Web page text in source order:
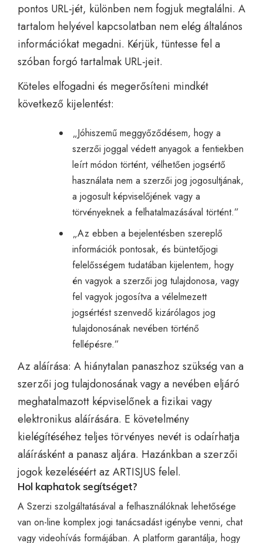
pontos URL-jét, különben nem fogjuk megtalálni. A
tartalom helyével kapcsolatban nem elég általános
információkat megadni. Kérjük, tüntesse fel a
szóban forgó tartalmak URL-jeit.
Köteles elfogadni és megerősíteni mindkét
következő kijelentést:
„Jóhiszemű meggyőződésem, hogy a
szerzői joggal védett anyagok a fentiekben
leírt módon történt, vélhetően jogsértő
használata nem a szerzői jog jogosultjának,
a jogosult képviselőjének vagy a
törvényeknek a felhatalmazásával történt.”
„Az ebben a bejelentésben szereplő
információk pontosak, és büntetőjogi
felelősségem tudatában kijelentem, hogy
én vagyok a szerzői jog tulajdonosa, vagy
fel vagyok jogosítva a vélelmezett
jogsértést szenvedő kizárólagos jog
tulajdonosának nevében történő
fellépésre.”
Az aláírása: A hiánytalan panaszhoz szükség van a
szerzői jog tulajdonosának vagy a nevében eljáró
meghatalmazott képviselőnek a fizikai vagy
elektronikus aláírására. E követelmény
kielégítéséhez teljes törvényes nevét is odaírhatja
aláírásként a panasz aljára. Hazánkban a szerzői
jogok kezeléséért az ARTISJUS felel.
Hol kaphatok segítséget?
A Szerzi szolgáltatásával a felhasználóknak lehetősége
van on-line komplex jogi tanácsadást igénybe venni, chat
vagy videohívás formájában. A platform garantálja, hogy